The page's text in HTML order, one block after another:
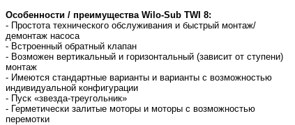
Особенности / преимущества Wilo-Sub TWI 8:
- Простота технического обслуживания и быстрый монтаж/
демонтаж насоса
- Встроенный обратный клапан
- Возможен вертикальный и горизонтальный (зависит от ступени)
монтаж
- Имеются стандартные варианты и варианты с возможностью
индивидуальной конфигурации
- Пуск «звезда-треугольник»
- Герметически залитые моторы и моторы с возможностью
перемотки